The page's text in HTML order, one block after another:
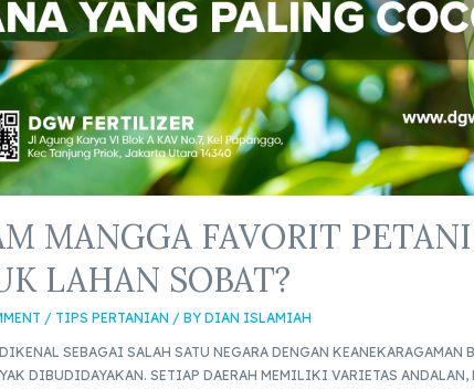
MANGGA FAVORIT
LAHAN SOBAT?
/ TIPS PERTANIAN / BYDIAN ISLAMIAH
SEBAGAI SALAH SATU NEGARA DENGAN
DIBUDIDAYAKAN. SETIAP DAERAH MEMILIKI VARIETAS